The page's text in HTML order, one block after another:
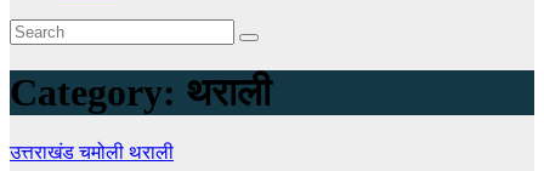
Category: थराली
उत्तराखंडचमोली थराली